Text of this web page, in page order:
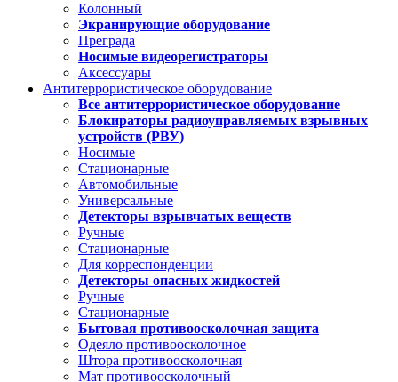
Колонный
Экранирующие оборудование
Преграда
Носимые видеорегистраторы
Аксессуары
Антитеррористическое оборудование
Все антитеррористическое оборудование
Блокираторы радиоуправляемых взрывных
устройств (РВУ)
Носимые
Стационарные
Автомобильные
Универсальные
Детекторы взрывчатых веществ
Ручные
Стационарные
Для корреспонденции
Детекторы опасных жидкостей
Ручные
Стационарные
Бытовая противоосколочная защита
Одеяло противоосколочное
Штора противоосколочная
Мат противоосколочный